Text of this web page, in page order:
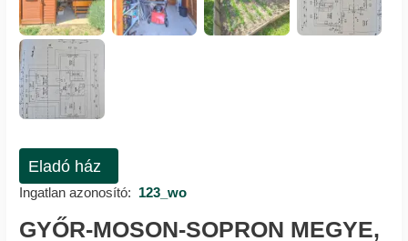
Eladó ház
Ingatlan azonosító: 123_wo
GYŐR-MOSON-SOPRON MEGYE,